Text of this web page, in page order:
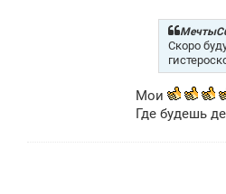
Скоро
Мои
Где будешь